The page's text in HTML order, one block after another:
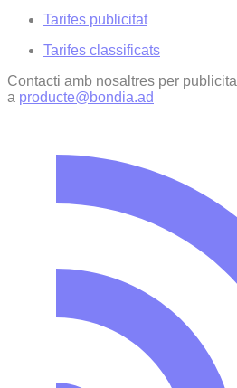
Tarifes publicitat
Tarifes classificats
Contacti amb nosaltres per
a producte@bondia.ad